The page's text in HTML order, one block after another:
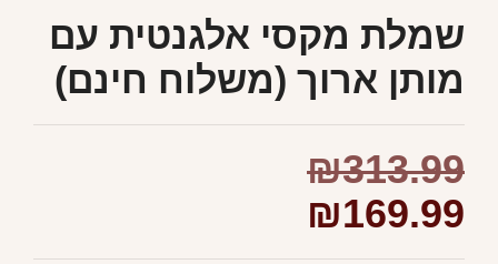
שמלת מקסי אלגנטית עם
מותן ארוך (משלוח חינם)
₪313.99
₪169.99